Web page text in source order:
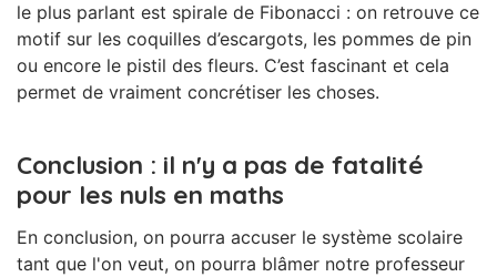
le plus parlant est spirale de Fibonacci : on retrouve ce
motif sur les coquilles d’escargots, les pommes de pin
ou encore le pistil des fleurs. C’est fascinant et cela
permet de vraiment concrétiser les choses.
Conclusion : il n'y a pas de fatalité
pour les nuls en maths
En conclusion, on pourra accuser le système scolaire
tant que l'on veut, on pourra blâmer notre professeur